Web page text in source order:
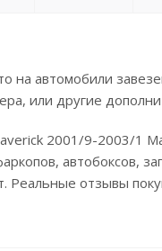
автомобили
или другие
2001/9-2003/1
автобоксов,
Реальные отзывы